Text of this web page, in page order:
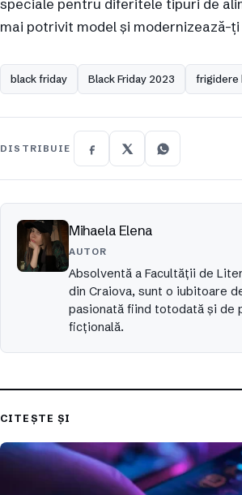
speciale pentru diferitele tipuri de
mai potrivit model și modernizează-
black friday Black Friday 2023 frigidere
DISTRIBUIE
Mihaela Elena
AUTOR
Absolventă a Facultății de
din Craiova, sunt o iubitoare
pasionată fiind totodată și de
ficțională.
CITEȘTE ȘI